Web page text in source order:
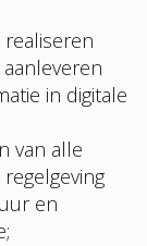
in digitale
van alle
en